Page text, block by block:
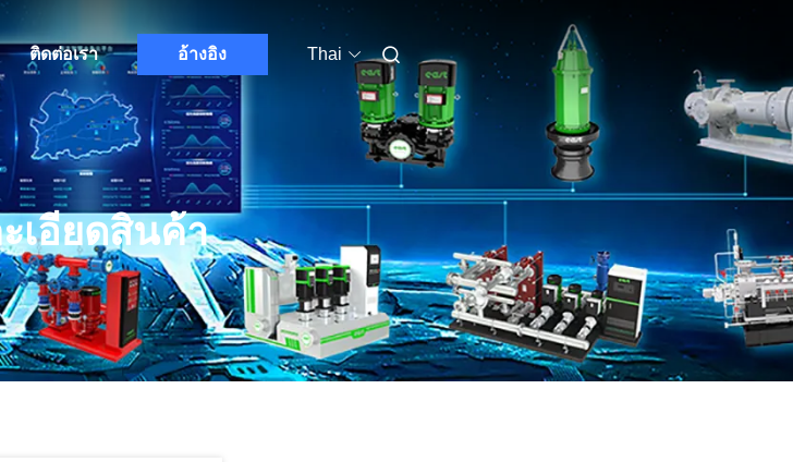
ติดต่อเรา อ้างอิง Thai
เอียดสินค้า